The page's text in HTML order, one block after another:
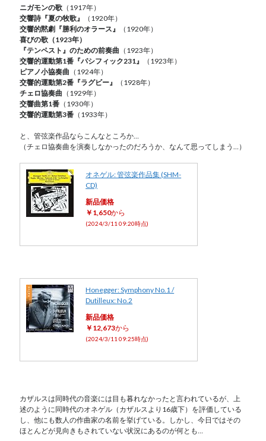
ニガモンの歌 （1917年）
交響詩『夏の牧歌』
（1920年）
交響的黙劇『勝利のオラース』
（1920年）
喜びの歌（1923年）
『テンペスト』のための前奏曲 （1923年）
交響的運動第1番『パシフィック231』
（1923年）
ピアノ小協奏曲 （1924年）
交響的運動第2番『ラグビー』
（1928年）
チェロ協奏曲 （1929年）
交響曲第1番 （1930年）
交響的運動第3番 （1933年）
と、管弦楽作品ならこんなところか…
（チェロ協奏曲を演奏しなかったのだろうか、なんて思ってしまう…）
オネゲル: 管弦楽作品集 (SHM-
CD)
新品価格
￥1,650から
(2024/3/11 09:20時点)
Honegger: Symphony No.1 /
Dutilleux: No.2
新品価格
￥12,673から
(2024/3/11 09:25時点)
カザルスは同時代の音楽には目も暮れなかったと言われているが、上
述のように同時代のオネゲル（カザルスより16歳下）を評価している
し、他にも数人の作曲家の名前を挙げている。しかし、今日ではその
ほとんどが見向きもされていない状況にあるのが何とも…